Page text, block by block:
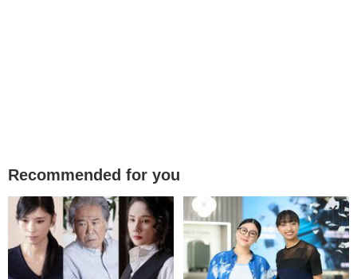
Recommended for you